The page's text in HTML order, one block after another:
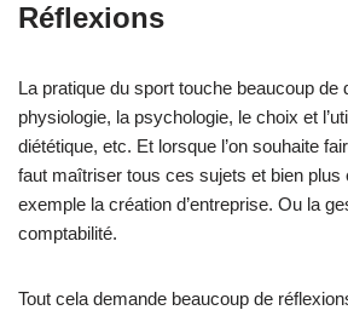
Réflexions
La pratique du sport touche beaucoup
physiologie, la psychologie, le choix et
diététique, etc. Et lorsque l’on souhaite
faut maîtriser tous ces sujets et bien plus
exemple la création d’entreprise. Ou la
comptabilité.
Tout cela demande beaucoup de